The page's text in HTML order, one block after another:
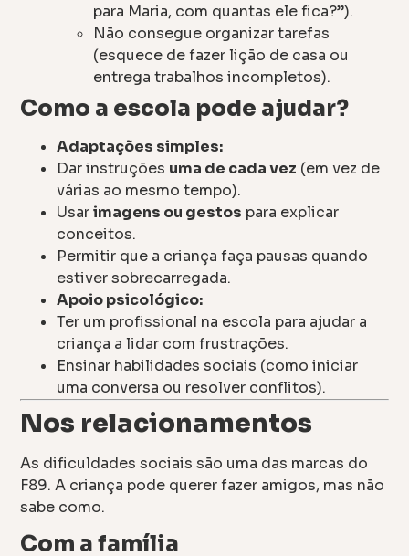
para Maria, com quantas ele fica?”).
Não consegue organizar tarefas
(esquece de fazer lição de casa ou
entrega trabalhos incompletos).
Como a escola pode ajudar?
Adaptações simples:
Dar instruções uma de cada vez (em vez de
várias ao mesmo tempo).
Usarimagens ou gestos para explicar
conceitos.
Permitir que a criança faça pausas quando
estiver sobrecarregada.
Apoio psicológico:
Ter um profissional na escola para ajudar a
criança a lidar com frustrações.
Ensinar habilidades sociais (como iniciar
uma conversa ou resolver conflitos).
Nos relacionamentos
As dificuldades sociais são uma das marcas do
F89. A criança pode querer fazer amigos, mas não
sabe como.
Com a família